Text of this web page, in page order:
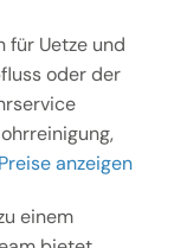
für Uetze und
oder der
Preise anzeigen
einem